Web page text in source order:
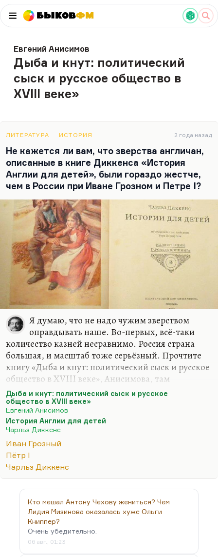
БыковФМ
Евгений Анисимов
Дыба и кнут: политический
сыск и русское общество в
XVIII веке»
ЛИТЕРАТУРА ИСТОРИЯ 2 года назад
Не кажется ли вам, что зверства англичан,
описанные в книге Диккенса «История
Англии для детей», были гораздо жестче,
чем в России при Иване Грозном и Петре I?
Я думаю, что не надо чужим зверством
оправдывать наше. Во-первых, всё-таки
количество казней несравнимо. Россия страна
большая, и масштаб тоже серьёзный. Прочтите
книгу «Дыба и кнут: политический сыск и русское
общество в XVIII веке», Анисимова, там
содержится очень много интересного. Да хотя бы
пикулевское «Слово и дело» прочтите.
Что касается, так сказать, уникальной жестокости
Англии. Я думаю, что в этом смысле всё
Средневековье примерно на одном уровне, но у
Англии есть мощный компенсаторный механизм.
Культ человеческого достоинства был развит в
Англии очень высоко. И аристократия в Англии
существовала. Она не была неприкасаемая,
конечно, достаточно вспомнить заговоры —…
Дыба и кнут: политический сыск и русское
общество в XVIII веке»
Евгений Анисимов
История Англии для детей
Чарльз Диккенс
Иван Грозный
Пётр I
Чарльз Диккенс
Кто мешал Антону Чехову жениться? Чем
Лидия Мизинова оказалась хуже Ольги
Книппер?
Очень убедительно.
06 авг., 01:23